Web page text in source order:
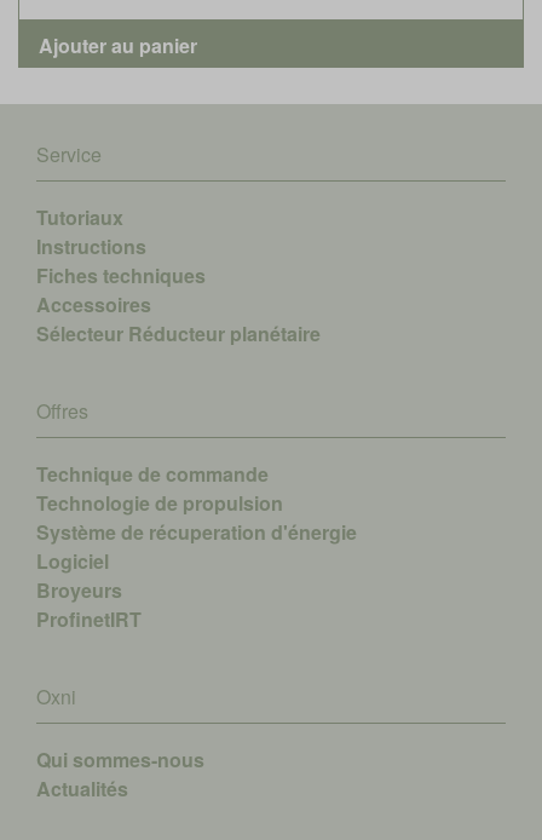
Service
Tutoriaux
Instructions
Fiches techniques
Accessoires
Sélecteur Réducteur planétaire
Offres
Technique de commande
Technologie de propulsion
Système de récuperation d'énergie
Logiciel
Broyeurs
ProfinetIRT
Oxni
Qui sommes-nous
Actualités